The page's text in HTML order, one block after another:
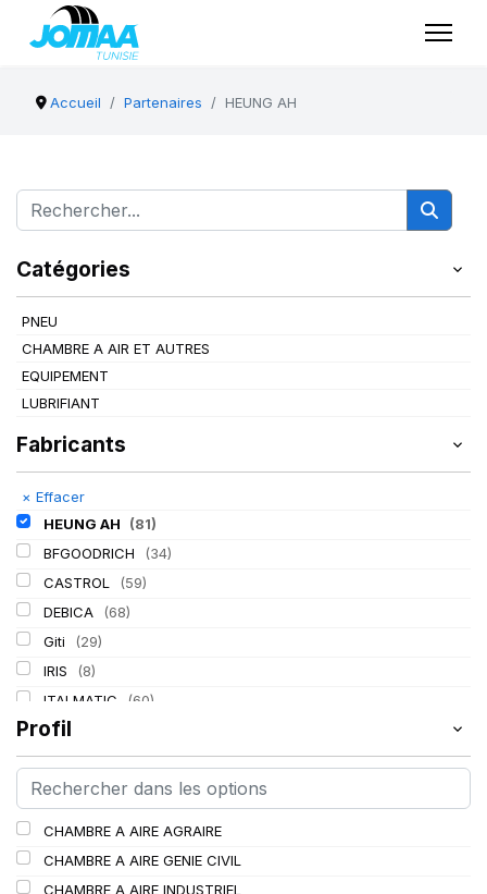
Accueil Partenaires HEUNG AH
Catégories
PNEU
CHAMBRE A AIR ET AUTRES
EQUIPEMENT
LUBRIFIANT
Fabricants
× Effacer
HEUNG AH
(81)
BFGOODRICH
(34)
CASTROL
(59)
DEBICA
(68)
Giti
(29)
IRIS
(8)
ITALMATIC
(60)
KLEBER
LASSA (174)
LING LONG
(152)
Profil
CHAMBRE A AIRE AGRAIRE
CHAMBRE A AIRE GENIE CIVIL
CHAMBRE A AIRE INDUSTRIEL